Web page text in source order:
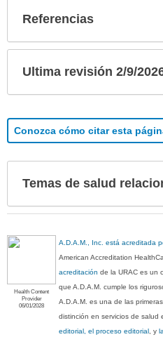
Referencias
Ultima revisión 2/9/
Conozca cómo citar esta
Temas de salud
Health Content
Provider
06/01/2028
A.D.A.M., Inc. está acreditada
American Accreditation
acreditación de la URAC es un
que A.D.A.M. cumple los
A.D.A.M. es una de las
distinción en servicios de salud
editorial, el proceso editorial , y